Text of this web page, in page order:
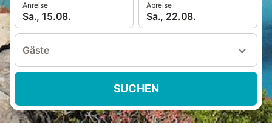
Anreise
Sa., 15.08.
Abreise
Sa., 22.08.
Gäste
SUCHEN